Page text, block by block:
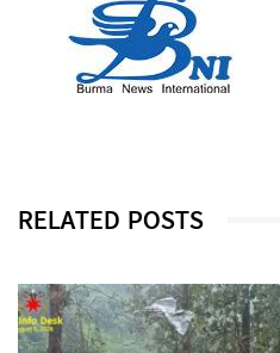
RELATED POSTS